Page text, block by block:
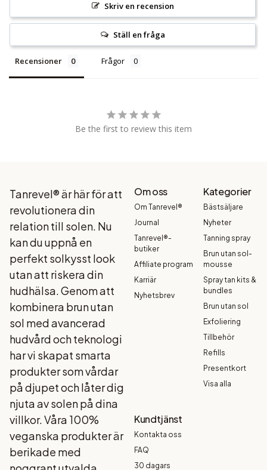
Skriv en recension
Ställ en fråga
Recensioner Frågor
Be the first to review this item
Tanrevel® är här för att
revolutionera din
relation till solen. Nu
kan du uppnå en
perfekt solkysst look
utan att riskera din
hudhälsa. Genom att
kombinera brun utan
sol med avancerad
hudvård och teknologi
har vi skapat smarta
produkter som vårdar
på djupet och låter dig
njuta av solen på dina
villkor. Våra 100%
veganska produkter är
berikade med
Om oss
Om Tanrevel®
Journal
Tanrevel®-
butiker
Affiliate program
Karriär
Nyhetsbrev
Kategorier
Bästsäljare
Nyheter
Tanning spray
Brun utan sol-
mousse
Spray tan kits &
bundles
Brun utan sol
Exfoliering
Tillbehör
Refills
Presentkort
Visa alla
Kundtjänst
Kontakta oss
FAQ
30 dagars